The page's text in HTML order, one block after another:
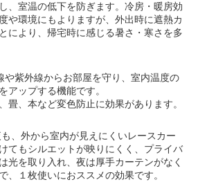
、室温の低下を防ぎます。冷房・暖房効
や環境にもよりますが、外出時に遮熱カ
により、帰宅時に感じる暑さ・寒さを多
や紫外線からお部屋を守り、室内温度の
アップする機能です。
畳、本など変色防止に効果があります。
、外から室内が見えにくいレースカー
てもシルエットが映りにくく、プライバ
光を取り入れ、夜は厚手カーテンがなく
、１枚使いにおススメの効果です。